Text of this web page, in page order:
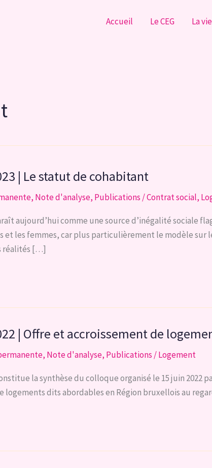
Accueil Le CEG La
| Le statut de cohabitant
, Note d'analyse, Publications /Contrat social,
aujourd’hui comme une source d’inégalité sociale
et les femmes, car plus particulièrement le modèle
réalités […]
| Offre et accroissement de
, Note d'analyse, Publications /Logement
la synthèse du colloque organisé le 15 juin
logements dits abordables en Région bruxellois au